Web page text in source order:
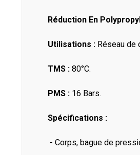
Réduction En
Utilisations : Réseau de
TMS : 80°C.
PMS : 16 Bars.
Spécifications :
- Corps, bague de